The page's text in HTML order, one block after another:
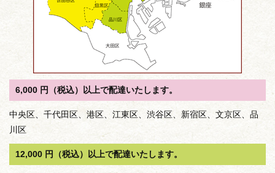
6,000 円（税込）以上で配達いたします。
中央区、千代田区、港区、江東区、渋谷区、新宿区、文京区、品
川区
12,000 円（税込）以上で配達いたします。